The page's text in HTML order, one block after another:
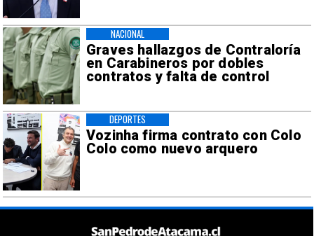
Graves hallazgos de Contraloría
en Carabineros por dobles
contratos y falta de control
NACIONAL
Vozinha firma contrato con Colo
Colo como nuevo arquero
DEPORTES